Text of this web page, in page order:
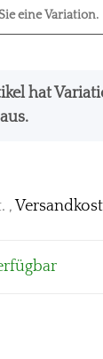
eine Variation.
hat
,